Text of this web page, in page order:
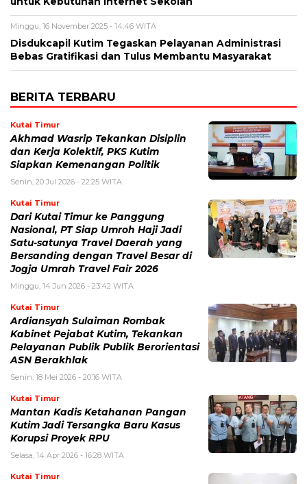
Minggu, 16 November 2025 - 14:46 WITA
Disdukcapil Kutim Tegaskan Pelayanan Administrasi
Bebas Gratifikasi dan Tulus Membantu Masyarakat
BERITA TERBARU
Kutai Timur
Akhmad Wasrip Tekankan Disiplin
dan Kerja Kolektif, PKS Kutim
Siapkan Kemenangan Politik
Senin, 20 Jul 2026 - 22:25 WITA
Kutai Timur
Dari Kutai Timur ke Panggung
Nasional, PT Siap Umroh Haji Jadi
Satu-satunya Travel Daerah yang
Bersanding dengan Travel Besar di
Jogja Umrah Travel Fair 2026
Minggu, 14 Jun 2026 - 23:42 WITA
Kutai Timur
Ardiansyah Sulaiman Rombak
Kabinet Pejabat Kutim, Tekankan
Pelayanan Publik Publik Berorientasi
ASN Berakhlak
Senin, 18 Mei 2026 - 20:16 WITA
Kutai Timur
Mantan Kadis Ketahanan Pangan
Kutim Jadi Tersangka Baru Kasus
Korupsi Proyek RPU
Selasa, 14 Apr 2026 - 16:28 WITA
Kutai Timur